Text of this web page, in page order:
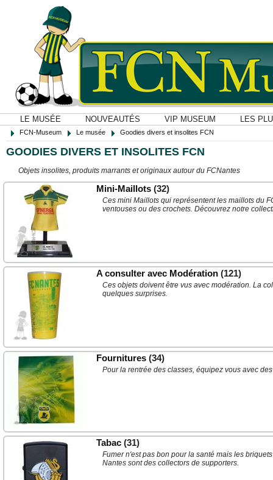
LE MUSÉE NOUVEAUTÉS VIP MUSEUM LES
FCN-Museum Le musée Goodies divers et insolites FCN
GOODIES DIVERS ET INSOLITES FCN
Objets insolites, produits marrants et originaux autour du FCNantes
Mini-Maillots (32)
Ces mini Maillots qui représentent les maillots du
ventouses ou des crochets. Découvrez notre
A consulter avec Modération (121)
Ces objets doivent être vus avec modération. La
quelques surprises.
Fournitures (34)
Pour la rentrée des classes, équipez vous avec
Tabac (31)
Fumer n'est pas bon pour la santé mais les
Nantes sont des collectors de supporters.